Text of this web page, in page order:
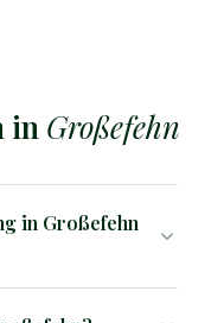
in Großefehn
in Großefehn